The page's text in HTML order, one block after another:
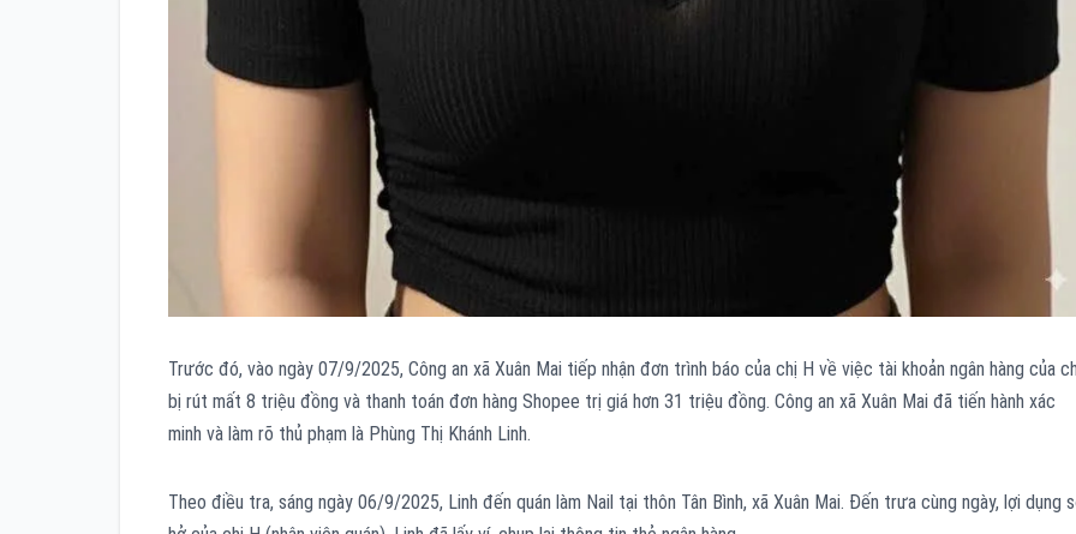
Trước đó, vào ngày 07/9/2025, Công an xã Xuân Mai tiếp nhận đơn trình báo của chị H về việc tài khoản ngân hàng của
bị rút mất 8 triệu đồng và thanh toán đơn hàng Shopee trị giá hơn 31 triệu đồng. Công an xã Xuân Mai đã tiến hành xác
minh và làm rõ thủ phạm là Phùng Thị Khánh Linh.
Theo điều tra, sáng ngày 06/9/2025, Linh đến quán làm Nail tại thôn Tân Bình, xã Xuân Mai. Đến trưa cùng ngày, lợi dụng